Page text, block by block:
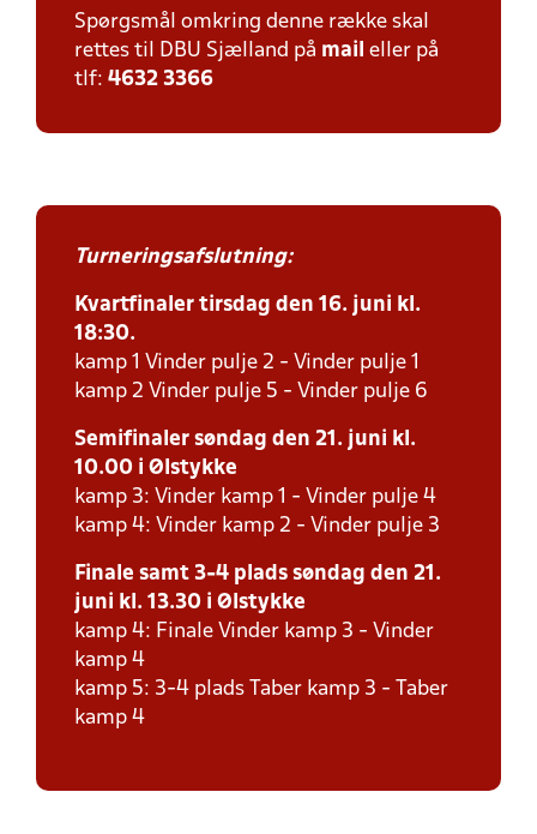
Spørgsmål omkring denne række skal
rettes til DBU Sjælland på mail eller på
tlf: 4632 3366
Turneringsafslutning:
Kvartfinaler tirsdag den 16. juni kl.
18:30.
kamp 1 Vinder pulje 2 - Vinder pulje 1
kamp 2 Vinder pulje 5 - Vinder pulje 6
Semifinaler søndag den 21. juni kl.
10.00 i Ølstykke
kamp 3: Vinder kamp 1 - Vinder pulje 4
kamp 4: Vinder kamp 2 - Vinder pulje 3
Finale samt 3-4 plads søndag den 21.
juni kl. 13.30 i Ølstykke
kamp 4: Finale Vinder kamp 3 - Vinder
kamp 4
kamp 5: 3-4 plads Taber kamp 3 - Taber
kamp 4